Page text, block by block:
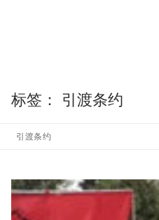
标签： 引渡条约
引渡条约